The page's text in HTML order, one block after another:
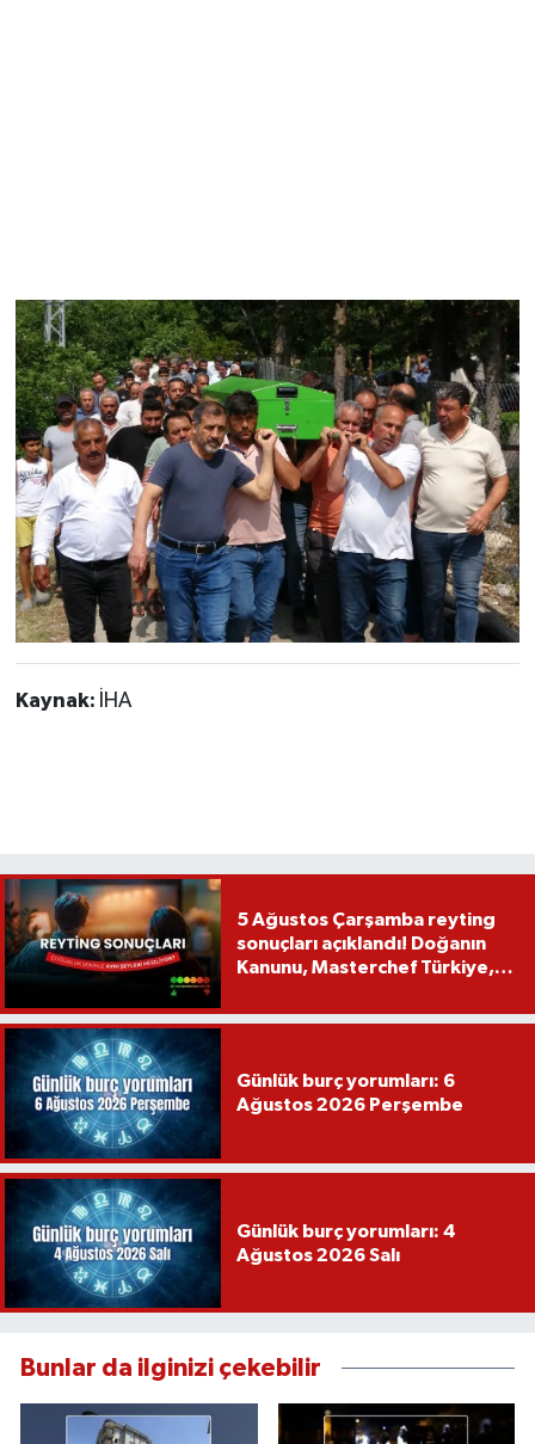
Kaynak: İHA
5 Ağustos Çarşamba reyting
sonuçları açıklandı! Doğanın
Kanunu, Masterchef Türkiye,
Günlük burç yorumları: 6
Ağustos 2026 Perşembe
Günlük burç yorumları: 4
Ağustos 2026 Salı
Bunlar da ilginizi çekebilir